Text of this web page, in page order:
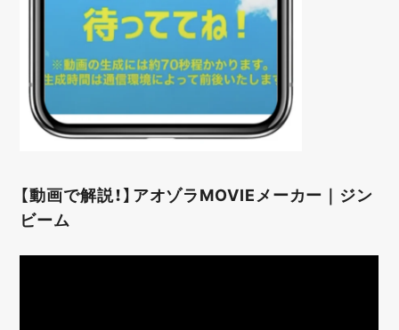
【動画で解説！】アオゾラMOVIEメーカー｜ジン
ビーム